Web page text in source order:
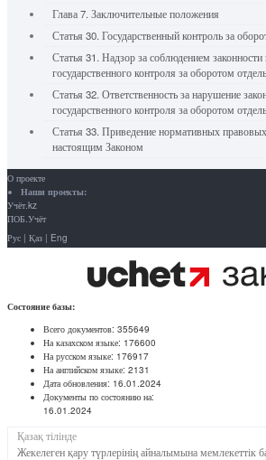
Глава 7. Заключительные положения
Статья 30. Государственный контроль за
Статья 31. Надзор за соблюдением законности
государственного контроля за оборотом
Статья 32. Ответственность за нарушение
государственного контроля за оборотом
Статья 33. Приведение нормативных правовых
настоящим Законом
О проекте
Наши проекты:
Учёт.kz
ПОБ.Учёт
Рус | Қаз | Eng
Состояние базы:
Всего документов: 355649
На казахском языке: 176600
На русском языке: 176917
На английском языке: 2131
Дата обновления: 16.01.2024
Документы по состоянию на:
16.01.2024
Қазақ тілінде
Жекелеген қару түрлерінің айналымына мемлекеттік